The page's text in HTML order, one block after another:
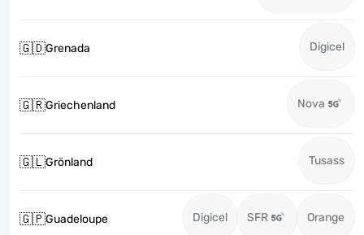
🇬🇩Grenada Digicel
🇬🇷Griechenland Nova
🇬🇱Grönland Tusass
🇬🇵Guadeloupe Digicel SFR Orange